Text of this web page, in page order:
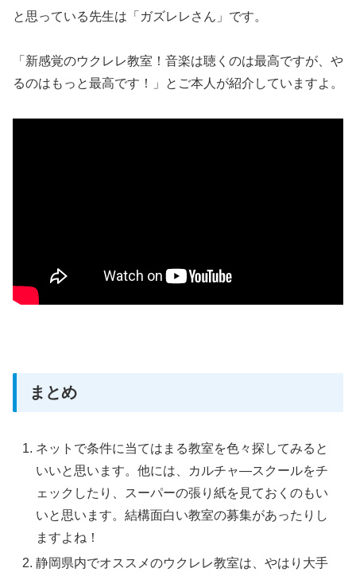
と思っている先生は「ガズレレさん」です。
「新感覚のウクレレ教室！音楽は聴くのは最高ですが、や
るのはもっと最高です！」とご本人が紹介していますよ。
まとめ
ネットで条件に当てはまる教室を色々探してみると
いいと思います。他には、カルチャ―スクールをチ
ェックしたり、スーパーの張り紙を見ておくのもい
いと思います。結構面白い教室の募集があったりし
ますよね！
静岡県内でオススメのウクレレ教室は、やはり大手